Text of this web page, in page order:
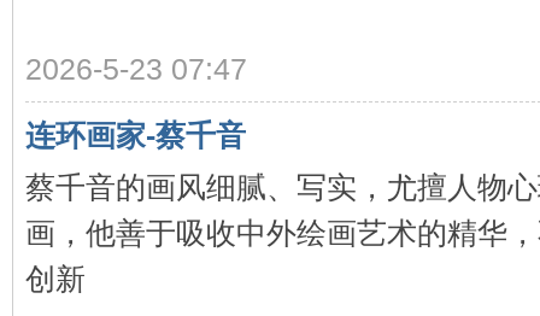
环
2026-5-23 07:47
连环画家-蔡千音
蔡千音的画风细腻、写实，尤擅人物
画，他善于吸收中外绘画艺术的精华
创新